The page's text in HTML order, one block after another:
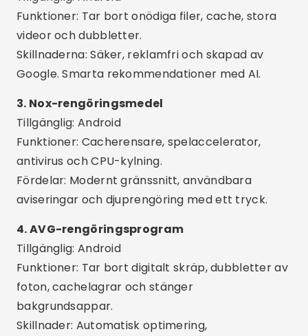
Fördelar: Modernt gränssnitt, användbara
aviseringar och djuprengöring med ett tryck.
4. AVG-rengöringsprogram
Tillgänglig: Android
Funktioner: Tar bort digitalt skräp, dubbletter av
foton, cachelagrar och stänger
bakgrundsappar.
Skillnader: Automatisk optimering,
användningsrapport och smart batteriprofil.
Reklam - SpotAds
5. Avast Cleanup
Tillgänglig: Android
Funktioner: Rensar skräpfiler, dold cache och
minneskrävande appar.
Skillnadsfaktorer: Pålitligt verktyg från ett
ledande företag inom digital säkerhet.